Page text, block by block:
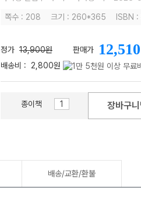
쪽수 : 208 크기 : 260*365 ISBN
정가 13,900원 판매가 12,510
배송비 : 2,800원
종이책 장바구니
배송/교환/환불